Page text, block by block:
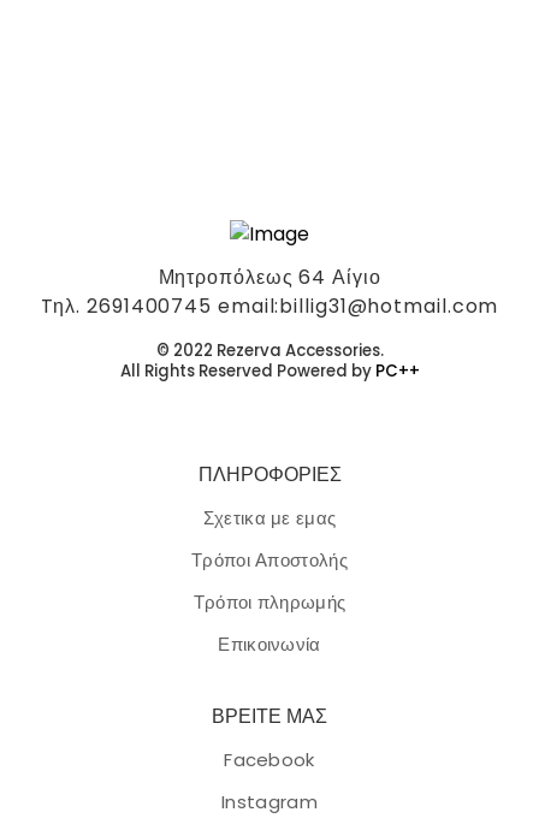
Μητροπόλεως 64 Αίγιο
Tηλ. 2691400745 email:billig31@hotmail.com
© 2022 Rezerva Accessories.
All Rights Reserved Powered by PC++
ΠΛΗΡΟΦΟΡΙΕΣ
Σχετικα με εμας
Τρόποι Αποστολής
Τρόποι πληρωμής
Επικοινωνία
ΒΡΕΙΤΕ ΜΑΣ
Facebook
Instagram